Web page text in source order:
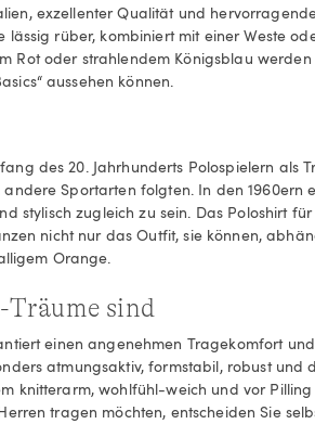
exzellenter Qualität und
rüber, kombiniert mit einer Weste
oder strahlendem Königsblau
aussehen können.
des 20. Jahrhunderts Polospielern
Sportarten folgten. In den
stylisch zugleich zu sein. Das Poloshirt
nicht nur das Outfit, sie können,
Orange.
Träume sind
einen angenehmen Tragekomfort
atmungsaktiv, formstabil, robust
knitterarm, wohlfühl-weich und vor
tragen möchten, entscheiden Sie